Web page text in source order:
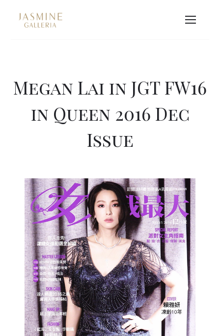
Megan Lai in JGT FW16
in Queen 2016 Dec
Issue